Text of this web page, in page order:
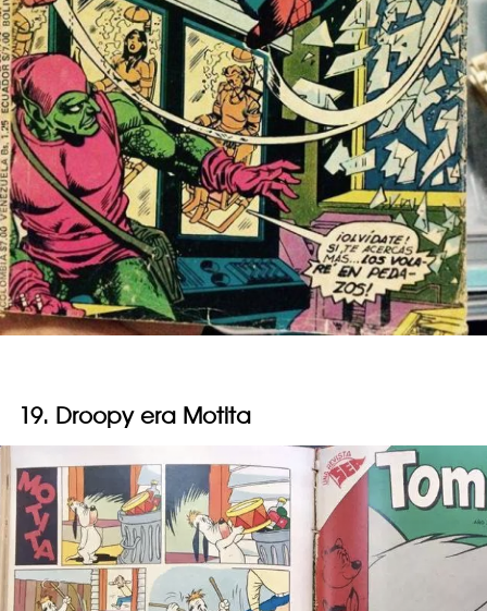
19. Droopy era Motita